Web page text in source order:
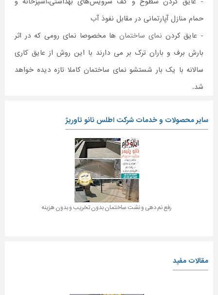
حمام منازل آپارتمانی در مقابل نفوذ آب
- عایق کردن نمای ساختمانها مخصوصا نمای رومی که در اثر
بارش برف و باران ترک بر می دارند با این روش از عایق کاری
سالانه با یک بار شستشو نمای ساختمان کاملا تازه دیده خواهد
شد.
سایر محصولات و خدمات شرکت اطلس نانو تاوریژ
رفع نم دهی و نشت ساختمان بدون تخریب و بدون هزینه
مقالات مفید